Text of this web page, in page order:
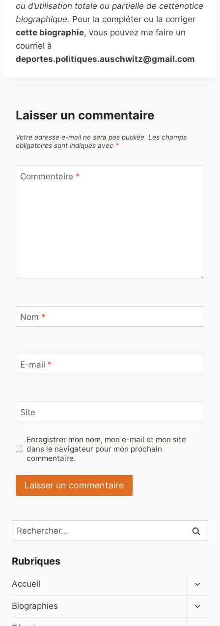
ou d’utilisation totale ou partielle de cettenotice
biographique. Pour la compléter ou la corriger
cette biographie, vous pouvez me faire un
courriel à
deportes.politiques.auschwitz@gmail.com
Laisser un commentaire
Votre adresse e-mail ne sera pas publiée. Les champs
obligatoires sont indiqués avec *
Commentaire *
Nom *
E-mail *
Site
Enregistrer mon nom, mon e-mail et mon site
dans le navigateur pour mon prochain
commentaire.
Rechercher :
Rubriques
Accueil
menu
Biographies